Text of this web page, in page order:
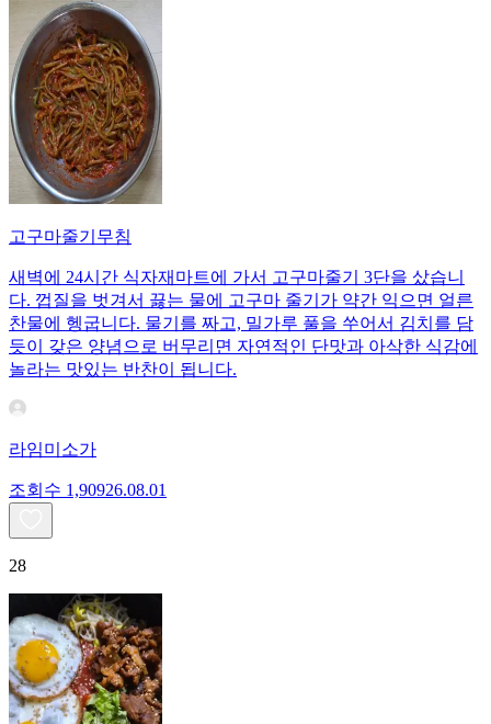
고구마줄기무침
새벽에 24시간 식자재마트에 가서 고구마줄기 3단을 샀습니
다. 껍질을 벗겨서 끓는 물에 고구마 줄기가 약간 익으면 얼른
찬물에 헹굽니다. 물기를 짜고, 밀가루 풀을 쑤어서 김치를 담
듯이 갖은 양념으로 버무리면 자연적인 단맛과 아삭한 식감에
놀라는 맛있는 반찬이 됩니다.
라임미소가
조회수 1,90926.08.01
28